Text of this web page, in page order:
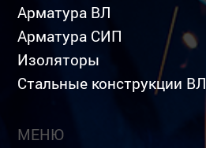
Арматура ВЛ
Арматура СИП
Изоляторы
Стальные конструкции ВЛ
МЕНЮ